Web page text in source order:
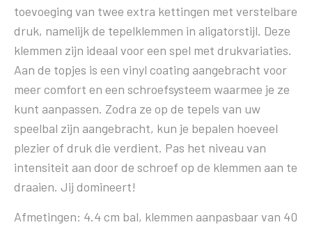
toevoeging van twee extra kettingen met verstelbare
druk, namelijk de tepelklemmen in aligatorstijl. Deze
klemmen zijn ideaal voor een spel met drukvariaties.
Aan de topjes is een vinyl coating aangebracht voor
meer comfort en een schroefsysteem waarmee je ze
kunt aanpassen. Zodra ze op de tepels van uw
speelbal zijn aangebracht, kun je bepalen hoeveel
plezier of druk die verdient. Pas het niveau van
intensiteit aan door de schroef op de klemmen aan te
draaien. Jij domineert!
Afmetingen: 4.4 cm bal, klemmen aanpasbaar van 40